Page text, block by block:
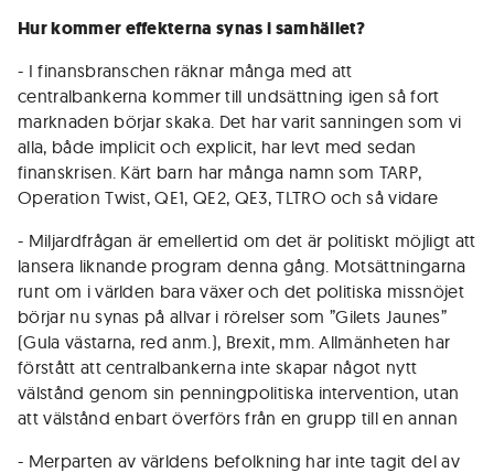
Hur kommer effekterna synas i samhället?
- I finansbranschen räknar många med att
centralbankerna kommer till undsättning igen så fort
marknaden börjar skaka. Det har varit sanningen som vi
alla, både implicit och explicit, har levt med sedan
finanskrisen. Kärt barn har många namn som TARP,
Operation Twist, QE1, QE2, QE3, TLTRO och så vidare
- Miljardfrågan är emellertid om det är politiskt möjligt att
lansera liknande program denna gång. Motsättningarna
runt om i världen bara växer och det politiska missnöjet
börjar nu synas på allvar i rörelser som ”Gilets Jaunes”
(Gula västarna, red anm.), Brexit, mm. Allmänheten har
förstått att centralbankerna inte skapar något nytt
välstånd genom sin penningpolitiska intervention, utan
att välstånd enbart överförs från en grupp till en annan
- Merparten av världens befolkning har inte tagit del av